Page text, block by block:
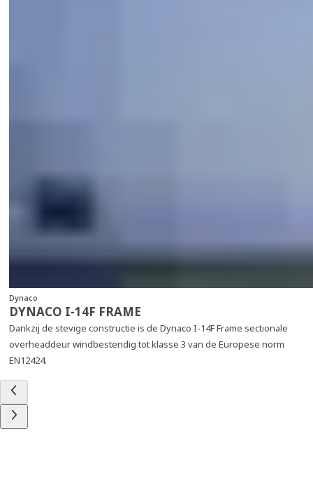
Dynaco
DYNACO I-14F FRAME
Dankzij de stevige constructie is de Dynaco I-14F Frame sectionale
overheaddeur windbestendig tot klasse 3 van de Europese norm
EN12424.